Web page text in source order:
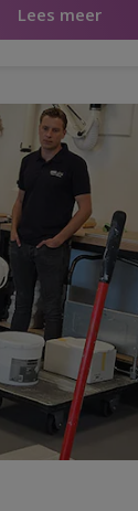
Lees meer